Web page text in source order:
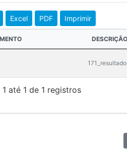
Excel PDF Imprimir
até 1 de 1 registros